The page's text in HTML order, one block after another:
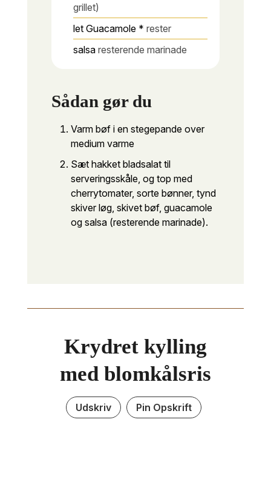
grillet)
let Guacamole * rester
salsa resterende marinade
Sådan gør du
Varm bøf i en stegepande over
medium varme
Sæt hakket bladsalat til
serveringsskåle, og top med
cherrytomater, sorte bønner, tynd
skiver løg, skivet bøf, guacamole
og salsa (resterende marinade).
Krydret kylling
med blomkålsris
Udskriv Pin Opskrift